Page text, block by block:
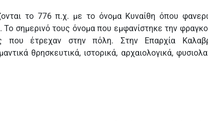
το 776 π.χ. με το όνομα Κυναίθη όπου
Το σημερινό τους όνομα που εμφανίστηκε την
που έτρεχαν στην πόλη. Στην Επαρχία
θρησκευτικά, ιστορικά, αρχαιολογικά,